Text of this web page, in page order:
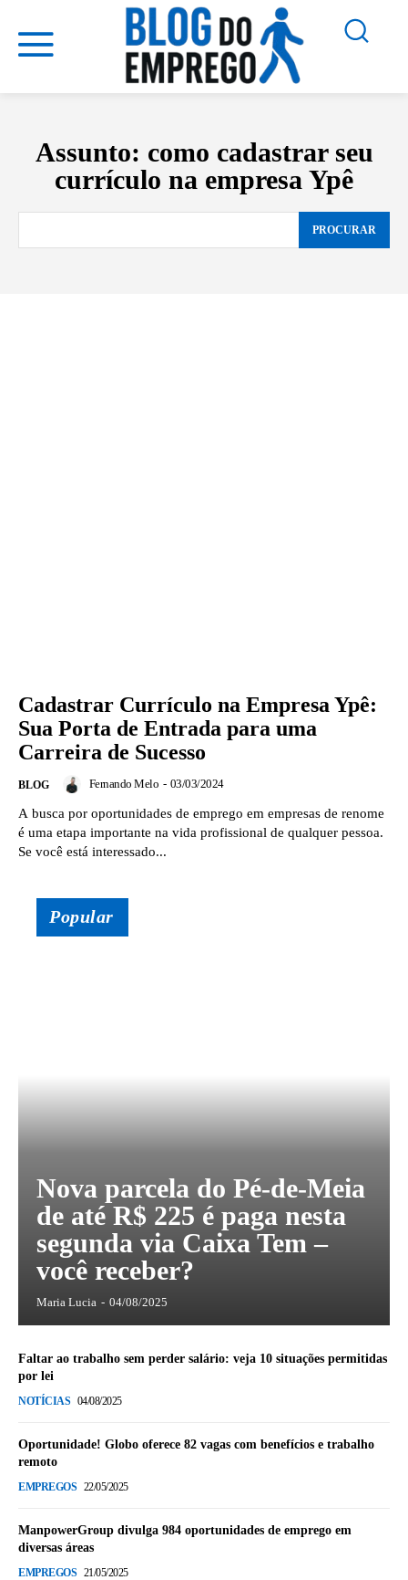
Assunto: como cadastrar seu
currículo na empresa Ypê
PROCURAR
Cadastrar Currículo na Empresa Ypê:
Sua Porta de Entrada para uma
Carreira de Sucesso
BLOG Fernando Melo - 03/03/2024
A busca por oportunidades de emprego em empresas de renome
é uma etapa importante na vida profissional de qualquer pessoa.
Se você está interessado...
Popular
Nova parcela do Pé-de-Meia
de até R$ 225 é paga nesta
segunda via Caixa Tem –
você receber?
Maria Lucia - 04/08/2025
Faltar ao trabalho sem perder salário: veja 10 situações permitidas
por lei
NOTÍCIAS 04/08/2025
Oportunidade! Globo oferece 82 vagas com benefícios e trabalho
remoto
EMPREGOS 22/05/2025
ManpowerGroup divulga 984 oportunidades de emprego em
diversas áreas
EMPREGOS 21/05/2025